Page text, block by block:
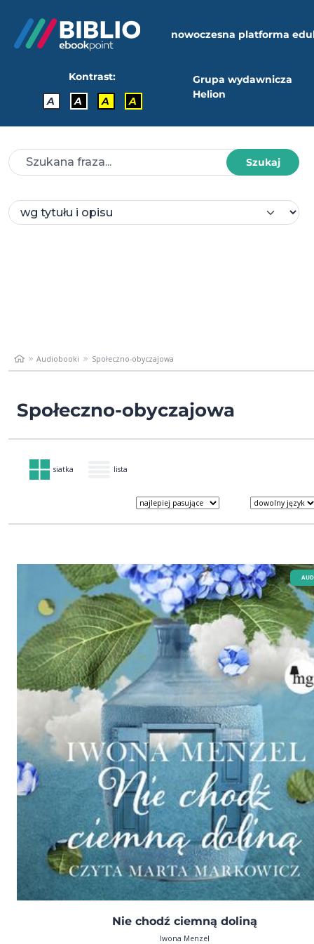
nowoczesna platforma
Kontrast:
A
A A A
Grupa wydawnicza
Helion
Szukaj
Audiobooki Społeczno-obyczajowa
Społeczno-obyczajowa
siatka lista
Nie chodź ciemną doliną
Iwona Menzel